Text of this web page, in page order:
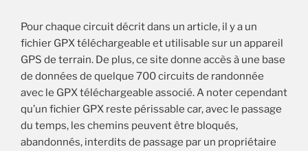
Pour chaque circuit décrit dans un article, il y a un
fichier GPX téléchargeable et utilisable sur un appareil
GPS de terrain. De plus, ce site donne accès à une base
de données de quelque 700 circuits de randonnée
avec le GPX téléchargeable associé. A noter cependant
qu’un fichier GPX reste périssable car, avec le passage
du temps, les chemins peuvent être bloqués,
abandonnés, interdits de passage par un propriétaire